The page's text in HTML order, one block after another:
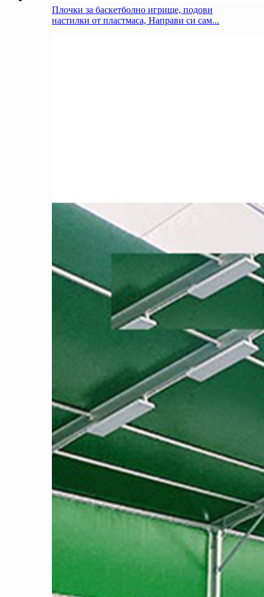
Плочки за баскетболно игрище, подови
настилки от пластмаса, Направи си сам...